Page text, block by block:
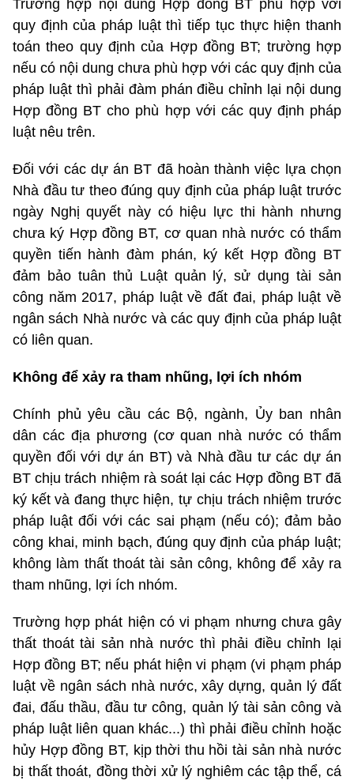
Trường hợp nội dung Hợp đồng BT phù hợp với
quy định của pháp luật thì tiếp tục thực hiện thanh
toán theo quy định của Hợp đồng BT; trường hợp
nếu có nội dung chưa phù hợp với các quy định của
pháp luật thì phải đàm phán điều chỉnh lại nội dung
Hợp đồng BT cho phù hợp với các quy định pháp
luật nêu trên.
Đối với các dự án BT đã hoàn thành việc lựa chọn
Nhà đầu tư theo đúng quy định của pháp luật trước
ngày Nghị quyết này có hiệu lực thi hành nhưng
chưa ký Hợp đồng BT, cơ quan nhà nước có thẩm
quyền tiến hành đàm phán, ký kết Hợp đồng BT
đảm bảo tuân thủ Luật quản lý, sử dụng tài sản
công năm 2017, pháp luật về đất đai, pháp luật về
ngân sách Nhà nước và các quy định của pháp luật
có liên quan.
Không để xảy ra tham nhũng, lợi ích nhóm
Chính phủ yêu cầu các Bộ, ngành, Ủy ban nhân
dân các địa phương (cơ quan nhà nước có thẩm
quyền đối với dự án BT) và Nhà đầu tư các dự án
BT chịu trách nhiệm rà soát lại các Hợp đồng BT đã
ký kết và đang thực hiện, tự chịu trách nhiệm trước
pháp luật đối với các sai phạm (nếu có); đảm bảo
công khai, minh bạch, đúng quy định của pháp luật;
không làm thất thoát tài sản công, không để xảy ra
tham nhũng, lợi ích nhóm.
Trường hợp phát hiện có vi phạm nhưng chưa gây
thất thoát tài sản nhà nước thì phải điều chỉnh lại
Hợp đồng BT; nếu phát hiện vi phạm (vi phạm pháp
luật về ngân sách nhà nước, xây dựng, quản lý đất
đai, đấu thầu, đầu tư công, quản lý tài sản công và
pháp luật liên quan khác...) thì phải điều chỉnh hoặc
hủy Hợp đồng BT, kịp thời thu hồi tài sản nhà nước
bị thất thoát, đồng thời xử lý nghiêm các tập thể, cá